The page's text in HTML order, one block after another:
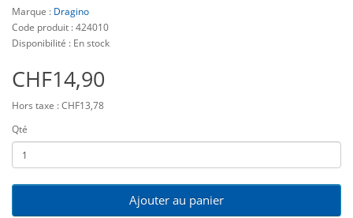
Marque : Dragino
Code produit : 424010
Disponibilité : En stock
CHF14,90
Hors taxe : CHF13,78
Qté
Ajouter au panier